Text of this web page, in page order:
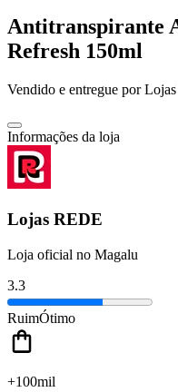
Antitranspirante
Refresh 150ml
Vendido e entregue por
Informações da loja
Lojas REDE
Loja oficial no Magalu
3.3
RuimÓtimo
+100mil